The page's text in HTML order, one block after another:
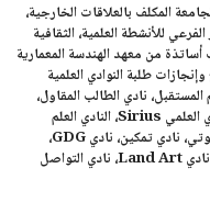
المكلف بالعلاقات الخارجية،
للأنشطة العلمية، الثقافية
أساتذة من معهد الهندسة المعمارية
طلبة النوادي العلمية
نادي الطالب المقاول،
نادي رواد الأعمال، نادي آفاق للفكر والمناظرة، النادي العلمي Sirius، النادي العلم
Terra Nova، النادي العلمي Zenith، نادي خطوتي، نادي تمكين، نادي GDG،
النادي العلمي العالم الأخضر، نادي Economica، نادي Land Art، نادي التواصل